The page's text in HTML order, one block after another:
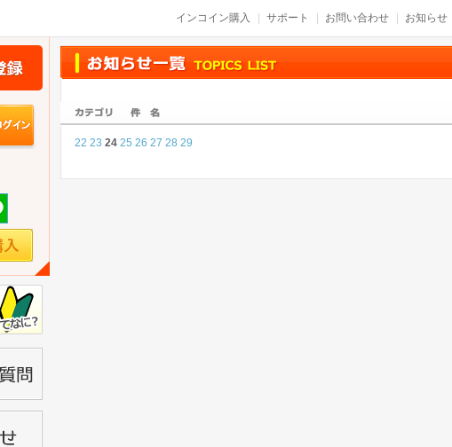
インコイン購入 サポート お問い合わせ お知らせ
22 23 24 25 26 27 28 29